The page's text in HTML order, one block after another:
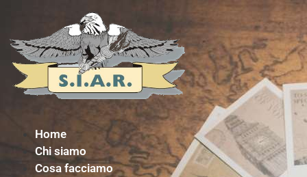
contenuto
Home
Chi siamo
Cosa facciamo